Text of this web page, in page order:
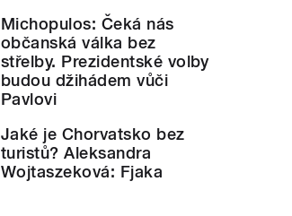
Michopulos: Čeká nás
občanská válka bez
střelby. Prezidentské volby
budou džihádem vůči
Pavlovi
Jaké je Chorvatsko bez
turistů? Aleksandra
Wojtaszeková: Fjaka